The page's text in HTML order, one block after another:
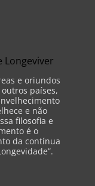
e oriundos
países,
e não
filosofia e
é o
da contínua